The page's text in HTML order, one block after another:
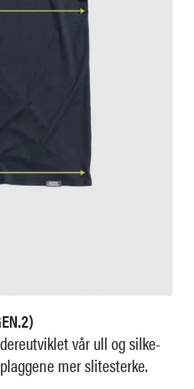
vår ull og silke-
mer slitesterke.